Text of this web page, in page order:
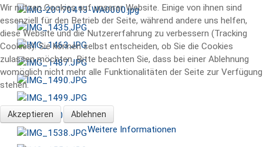
Wir nutzen Cookies auf unserer Website. Einige von ihnen sind
essenziell für den Betrieb der Seite, während andere uns helfen,
diese Website und die Nutzererfahrung zu verbessern (Tracking
Cookies). Sie können selbst entscheiden, ob Sie die Cookies
zulassen möchten. Bitte beachten Sie, dass bei einer Ablehnung
womöglich nicht mehr alle Funktionalitäten der Seite zur Verfügung
stehen.
Akzeptieren Ablehnen
Weitere Informationen